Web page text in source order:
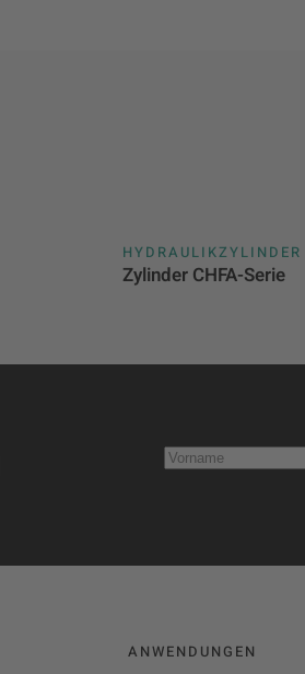
HYDRAULIKZYLINDER
Zylinder CHFA-Serie
ANWENDUNGEN